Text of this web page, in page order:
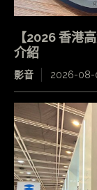
【2026 香港
介紹
影音 2026-08-